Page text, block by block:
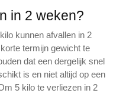
in 2 weken?
kunnen afvallen in 2
termijn gewicht te
dat een dergelijk snel
is en niet altijd op een
5 kilo te verliezen in 2